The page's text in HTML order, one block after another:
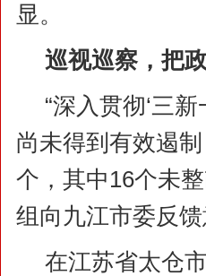
显。
巡视巡察，把
“深入贯彻‘三
尚未得到有效遏
个，其中16个未
组向九江市委反馈
在江苏省太仓